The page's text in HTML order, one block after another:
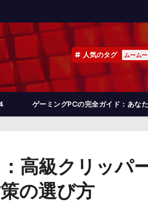
人気のタグ ムーム
ゲーミングPCの完全ガイド：あな
高級クリッパ
の選び方